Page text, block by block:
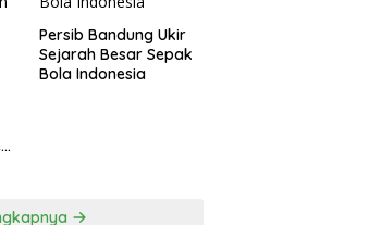
Persib Bandung Ukir
Sejarah Besar Sepak
Bola Indonesia